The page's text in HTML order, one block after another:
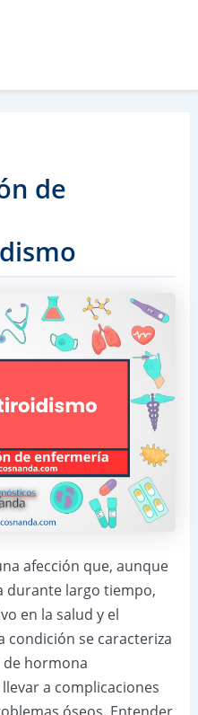
de
afección que, aunque
durante largo tiempo,
en la salud y el
condición se caracteriza
de hormona
a complicaciones